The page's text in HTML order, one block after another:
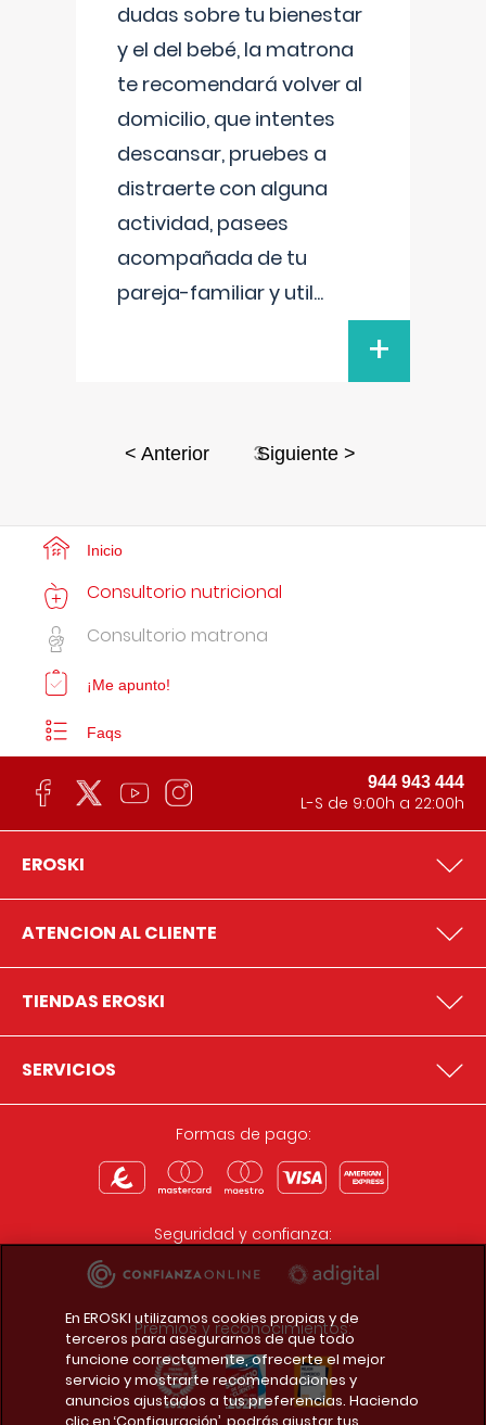
dudas sobre tu bienestar
y el del bebé, la matrona
te recomendará volver al
domicilio, que intentes
descansar, pruebes a
distraerte con alguna
actividad, pasees
acompañada de tu
pareja-familiar y util...
+
< Anterior 3Siguiente >
Inicio
Consultorio nutricional
Consultorio matrona
¡Me apunto!
Faqs
944 943 444
L-S de 9:00h a 22:00h
EROSKI
ATENCION AL CLIENTE
TIENDAS EROSKI
SERVICIOS
Formas de pago:
Seguridad y confianza:
Premios y reconocimientos:
En EROSKI utilizamos cookies propias y de
terceros para asegurarnos de que todo
funcione correctamente, ofrecerte el mejor
servicio y mostrarte recomendaciones y
anuncios ajustados a tus preferencias. Haciendo
clic en ‘Configuración’, podrás ajustar tus